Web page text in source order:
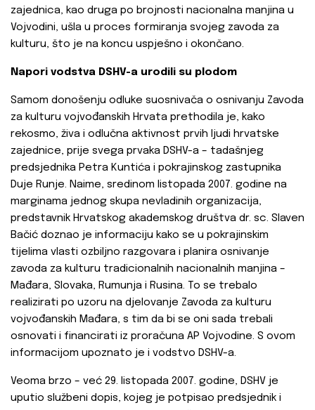
zajednica, kao druga po brojnosti nacionalna manjina u
Vojvodini, ušla u proces formiranja svojeg zavoda za
kulturu, što je na koncu uspješno i okončano.
Napori vodstva DSHV-a urodili su plodom
Samom donošenju odluke suosnivača o osnivanju Zavoda
za kulturu vojvođanskih Hrvata prethodila je, kako
rekosmo, živa i odlučna aktivnost prvih ljudi hrvatske
zajednice, prije svega prvaka DSHV-a – tadašnjeg
predsjednika Petra Kuntića i pokrajinskog zastupnika
Duje Runje. Naime, sredinom listopada 2007. godine na
marginama jednog skupa nevladinih organizacija,
predstavnik Hrvatskog akademskog društva dr. sc. Slaven
Bačić doznao je informaciju kako se u pokrajinskim
tijelima vlasti ozbiljno razgovara i planira osnivanje
zavoda za kulturu tradicionalnih nacionalnih manjina –
Mađara, Slovaka, Rumunja i Rusina. To se trebalo
realizirati po uzoru na djelovanje Zavoda za kulturu
vojvođanskih Mađara, s tim da bi se oni sada trebali
osnovati i financirati iz proračuna AP Vojvodine. S ovom
informacijom upoznato je i vodstvo DSHV-a.
Veoma brzo – već 29. listopada 2007. godine, DSHV je
uputio službeni dopis, kojeg je potpisao predsjednik i